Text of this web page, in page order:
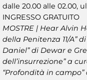
dalle 20.00 alle 02.00,
INGRESSO GRATUITO
MOSTRE | Hear Alvin
della Penitenza 11/A”
Daniel” di Dewar e
dell’insurrezione” a
“Profondità in